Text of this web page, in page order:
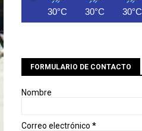
30°C 30°C 30°C
FORMULARIO DE CONTACTO
Nombre
Correo electrónico *